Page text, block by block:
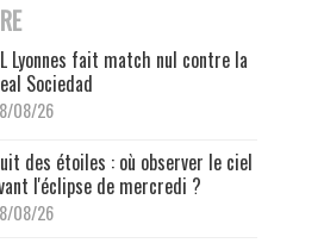
Lyonnes fait match nul contre la
Sociedad
08/26
des étoiles : où observer le ciel
l'éclipse de mercredi ?
08/26